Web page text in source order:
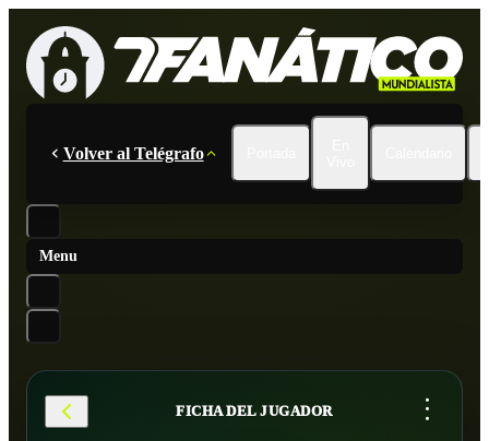
Volver al Telégrafo
Menu
FICHA DEL JUGADOR ...